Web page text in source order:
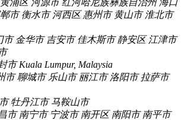
黄浦区 河源市 红河哈尼族彝族自治州 海口
市 衡水市 河西区 惠州市 黄山市 淮北市
市 金华市 吉安市 佳木斯市 静安区 江津市
市 Kuala Lumpur, Malaysia
市 聊城市 乐山市 丽江市 洛阳市 拉萨市
牡丹江市 马鞍山市
市 南宁市 宁波市 南开区 南阳市 南平市